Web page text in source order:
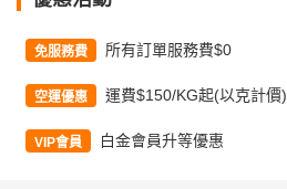
免服務費 所有訂單服務費$0
空運優惠 運費$150/KG起(以克計價)
VIP會員 白金會員升等優惠